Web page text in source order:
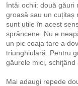
întâi ochii: două găuri
groasă sau un cuțitaș
sunt utile în acest
sprâncene. Nu e
un pic coaja tare a
triunghiulară. Pentru
găurele mici, schiţând
Mai adaugi repede